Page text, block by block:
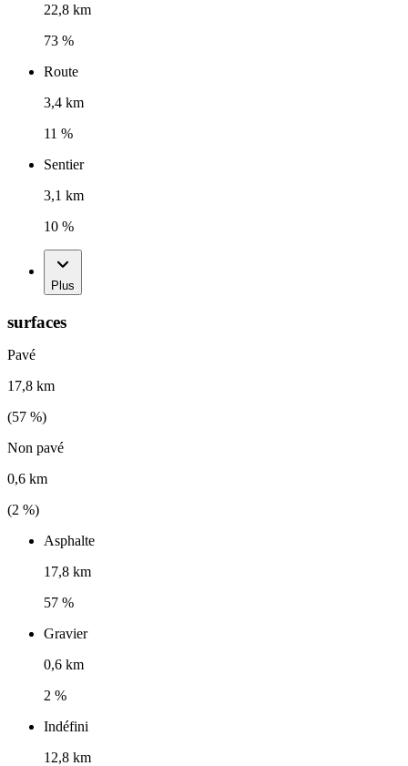
22,8 km
73 %
Route
3,4 km
11 %
Sentier
3,1 km
10 %
Plus
surfaces
Pavé
17,8 km
(57 %)
Non pavé
0,6 km
(2 %)
Asphalte
17,8 km
57 %
Gravier
0,6 km
2 %
Indéfini
12,8 km